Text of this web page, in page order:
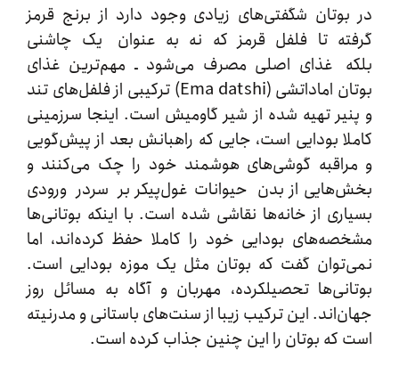
شگفتی‌های زیادی وجود دارد از برنج قرمز
تا فلفل قرمز که نه به عنوان یک چاشنی
غذای اصلی مصرف می‌شود ـ مهم‌ترین غذای
بوتان اماداتشی (Ema datshi) ترکیبی از فلفل‌های تند
تهیه شده از شیر گاومیش است. اینجا سرزمینی
بودایی است، جایی که راهبانش بعد از پیش‌گویی
گوشی‌های هوشمند خود را چک می‌کنند و
از بدن حیوانات غول‌پیکر بر سردر ورودی
از خانه‌ها نقاشی شده است. با اینکه بوتانی‌ها
بودایی خود را کاملا حفظ کرده‌اند، اما
گفت که بوتان مثل یک موزه بودایی است.
تحصیلکرده، مهربان و آگاه به مسائل روز
این ترکیب زیبا از سنت‌های باستانی و مدرنیته
بوتان را این‌ چنین جذاب کرده است.